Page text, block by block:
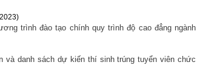
trình đào tạo chính quy trình độ cao đẳng ngành
và danh sách dự kiến thí sinh trúng tuyển viên chức